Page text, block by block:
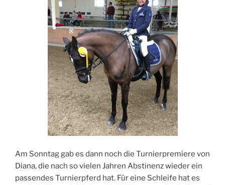
Am Sonntag gab es dann noch die Turnierpremiere von
Diana, die nach so vielen Jahren Abstinenz wieder ein
passendes Turnierpferd hat. Für eine Schleife hat es